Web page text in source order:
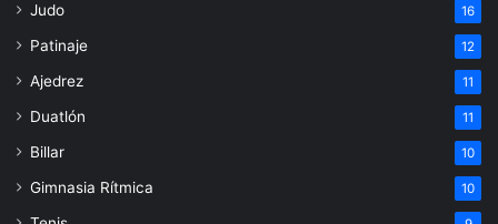
Judo 16
Patinaje 12
Ajedrez 11
Duatlón 11
Billar 10
Gimnasia Rítmica 10